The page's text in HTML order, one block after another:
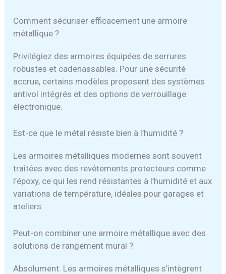
Comment sécuriser efficacement une armoire
métallique ?
Privilégiez des armoires équipées de serrures
robustes et cadenassables. Pour une sécurité
accrue, certains modèles proposent des systèmes
antivol intégrés et des options de verrouillage
électronique.
Est-ce que le métal résiste bien à l’humidité ?
Les armoires métalliques modernes sont souvent
traitées avec des revêtements protecteurs comme
l’époxy, ce qui les rend résistantes à l’humidité et aux
variations de température, idéales pour garages et
ateliers.
Peut-on combiner une armoire métallique avec des
solutions de rangement mural ?
Absolument. Les armoires métalliques s’intègrent